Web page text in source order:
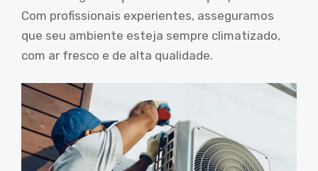
Com profissionais experientes, asseguramos
que seu ambiente esteja sempre climatizado,
com ar fresco e de alta qualidade.